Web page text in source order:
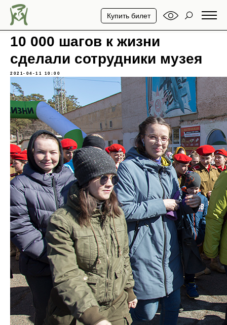
Купить билет
10 000 шагов к жизни
сделали сотрудники музея
2021-04-11 10:00